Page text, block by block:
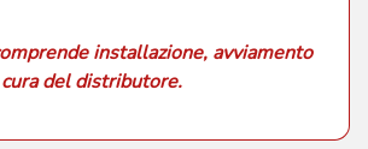
installazione, avviamento
del distributore.